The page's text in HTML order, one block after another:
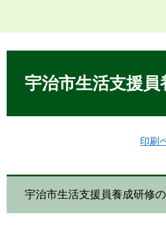
宇治市生活支援
印刷
宇治市生活支援員養成研修